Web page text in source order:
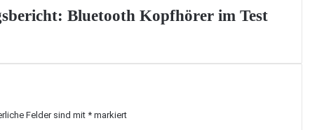
Bluetooth Kopfhörer im Test
Felder sind mit * markiert